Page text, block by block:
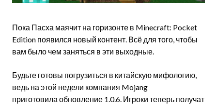
Пока Пасха маячит на горизонте в Minecraft: Pocket
Edition появился новый контент. Всё для того, чтобы
вам было чем заняться в эти выходные.
Будьте готовы погрузиться в китайскую мифологию,
ведь на этой недели компания Mojang
приготовила обновление 1.0.6. Игроки теперь получат